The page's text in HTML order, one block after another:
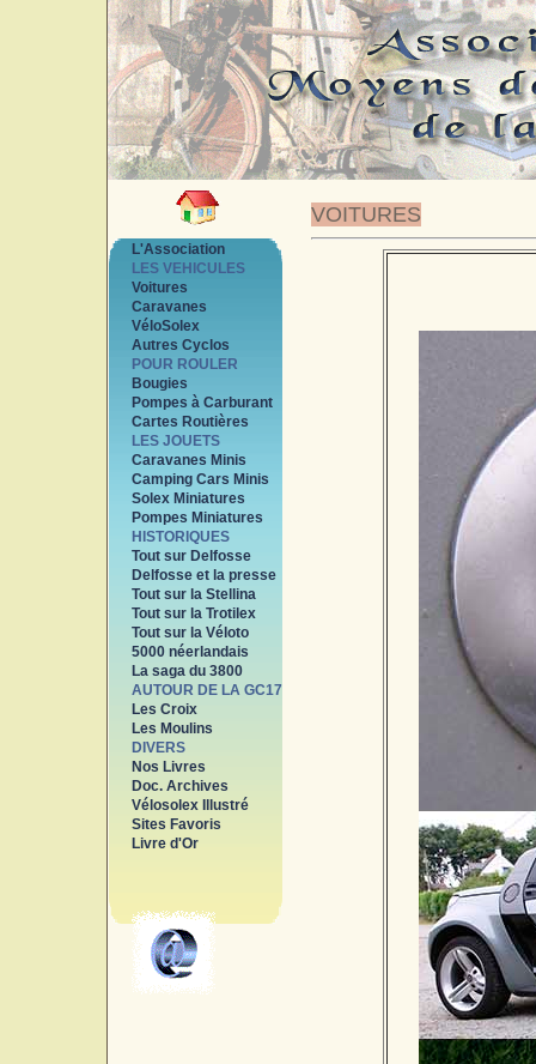
VOITURES
L'Association
LES VEHICULES
Voitures
Caravanes
VéloSolex
Autres Cyclos
POUR ROULER
Bougies
Pompes à Carburant
Cartes Routières
LES JOUETS
Caravanes Minis
Camping Cars Minis
Solex Miniatures
Pompes Miniatures
HISTORIQUES
Tout sur Delfosse
Delfosse et la presse
Tout sur la Stellina
Tout sur la Trotilex
Tout sur la Véloto
5000 néerlandais
La saga du 3800
AUTOUR DE LA GC17
Les Croix
Les Moulins
DIVERS
Nos Livres
Doc. Archives
Vélosolex Illustré
Sites Favoris
Livre d'Or